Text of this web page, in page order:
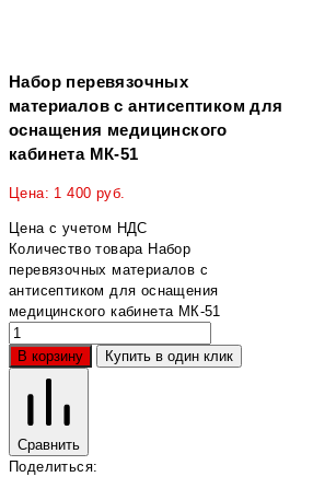
Набор перевязочных
материалов с антисептиком для
оснащения медицинского
кабинета МК-51
Цена: 1 400 руб.
Цена с учетом НДС
Количество товара Набор
перевязочных материалов с
антисептиком для оснащения
медицинского кабинета МК-51
В корзину Купить в один клик
Сравнить
Поделиться: